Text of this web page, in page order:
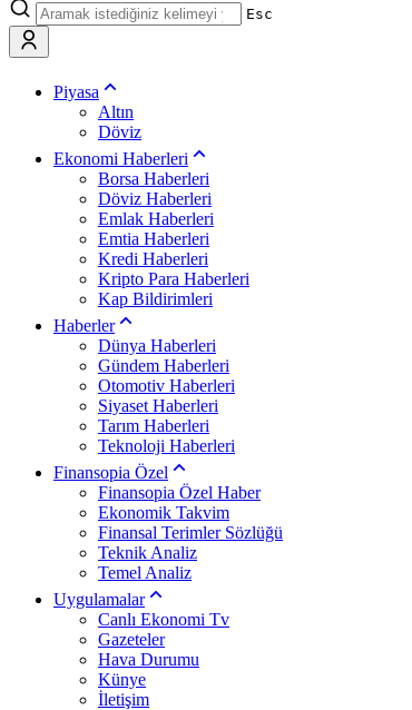
Esc
Piyasa
Altın
Döviz
Ekonomi Haberleri
Borsa Haberleri
Döviz Haberleri
Emlak Haberleri
Emtia Haberleri
Kredi Haberleri
Kripto Para Haberleri
Kap Bildirimleri
Haberler
Dünya Haberleri
Gündem Haberleri
Otomotiv Haberleri
Siyaset Haberleri
Tarım Haberleri
Teknoloji Haberleri
Finansopia Özel
Finansopia Özel Haber
Ekonomik Takvim
Finansal Terimler Sözlüğü
Teknik Analiz
Temel Analiz
Uygulamalar
Canlı Ekonomi Tv
Gazeteler
Hava Durumu
Künye
İletişim